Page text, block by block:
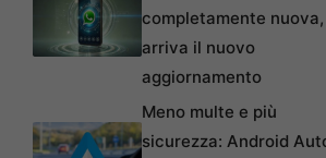
completamente nuova,
arriva il nuovo
aggiornamento
Meno multe e più
sicurezza: Android